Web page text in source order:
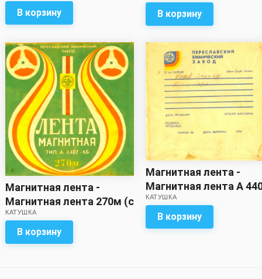
неизвестен)
В корзину
неизвестен)
В корзину
Магнитная лента -
Магнитная лента 270м (с
записью)
КАТУШКА
В корзину
Магнитная лента -
Магнитная лента А
6Б (375 м. ?)с записью
КАТУШКА
В корзину